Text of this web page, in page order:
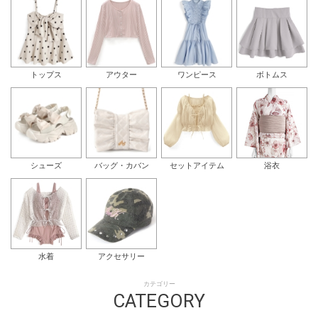
トップス アウター ワンピース ボトムス
シューズ バッグ・カバン セットアイテム 浴衣
水着 アクセサリー
カテゴリー
CATEGORY